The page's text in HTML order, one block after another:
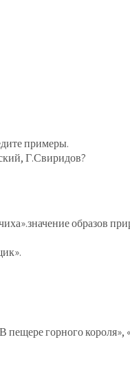
примеры.
Г.Свиридов?
образов
пещере горного